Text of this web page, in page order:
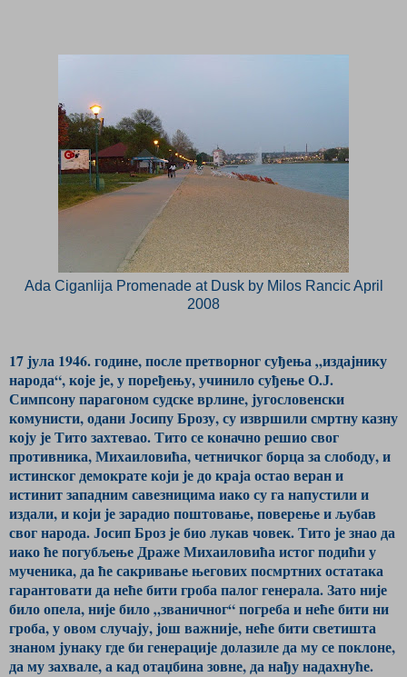
Ada Ciganlija Promenade at Dusk by Milos Rancic April
2008
17 јула 1946. године, после претворног суђења „издајнику
народа“, које је, у поређењу, учинило суђење О.Ј.
Симпсону парагоном судске врлине, југословенски
комунисти, одани Јосипу Брозу, су извршили смртну казну
коју је Тито захтевао. Тито се коначно решио свог
противника, Михаиловића, четничког борца за слободу, и
истинског демократе који је до краја остао веран и
истинит западним савезницима иако су га напустили и
издали, и који је зарадио поштовање, поверење и љубав
свог народа. Јосип Броз је био лукав човек. Тито је знао да
иако ће погубљење Драже Михаиловића истог подићи у
мученика, да ће сакривање његових посмртних остатака
гарантовати да неће бити гроба палог генерала. Зато није
било опела, није било „званичног“ погреба и неће бити ни
гроба, у овом случају, још важније, неће бити светишта
знаном јунаку где би генерације долазиле да му се поклоне,
да му захвале, а кад отаџбина зовне, да нађу надахнуће.